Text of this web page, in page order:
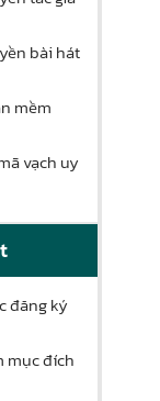
bài hát
mềm
vạch uy
đăng ký
mục đích